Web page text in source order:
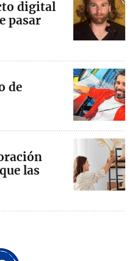
digital
pasar
de
las